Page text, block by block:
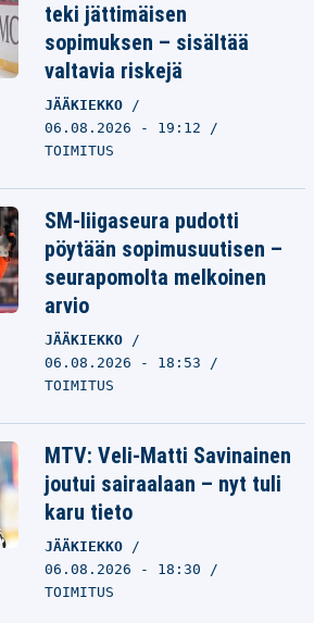
teki jättimäisen
sopimuksen – sisältää
valtavia riskejä
JÄÄKIEKKO
06.08.2026 - 19:12
TOIMITUS
SM-liigaseura pudotti
pöytään sopimusuutisen –
seurapomolta melkoinen
arvio
JÄÄKIEKKO
06.08.2026 - 18:53
TOIMITUS
MTV: Veli-Matti Savinainen
joutui sairaalaan – nyt tuli
karu tieto
JÄÄKIEKKO
06.08.2026 - 18:30
TOIMITUS